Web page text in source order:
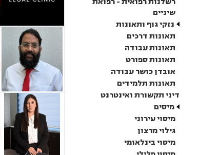
שיניים
נזקי גוף ותאונות
תאונות דרכים
תאונות עבודה
תאונות ספורט
אובדן כושר עבודה
תאונות תלמידים
דיני תקשורת ואינטרנט
מיסים
מיסוי עירוני
גילוי מרצון
מיסוי בינלאומי